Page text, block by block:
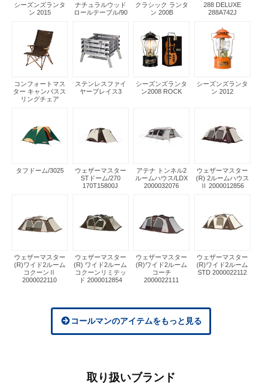
シーズンズランタ
ン 2015
ナチュラルウッド
ロールテーブル/90
クラシック ランタ
ン 200B
288 DELUXE
288A742J
コンフォートマス
ター キャンバスス
リングチェア
ステンレスファイ
ヤープレイス3
シーズンズランタ
ン2008 ROCK
シーズンズランタ
ン 2012
タフドーム/3025
ウェザーマスター
STドーム/270
170T15800J
アテナ トンネル2
ルームハウス/LDX
2000032076
ウェザーマスター
(R) 2ルームハウス
Ⅱ 2000012856
ウェザーマスター
(R)ワイド2ルーム
コクーンⅡ
2000022110
ウェザーマスター
(R) ワイド2ルーム
コクーンリミテッ
ド 2000012854
ウェザーマスター
(R)ワイド2ルーム
コーチ
2000022111
ウェザーマスター
(R)ワイド2ルーム
STD 2000022112
コールマンのアイテムをもっと見る
取り扱いブランド